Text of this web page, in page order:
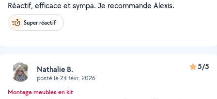
Réactif, efficace et sympa. Je recommande Alexis.
Super réactif
Nathalie B.
posté le 24 févr. 2026
5/5
Montage meubles en kit